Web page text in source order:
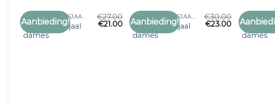
Aanbieding!
Toevoegen
OLIJFGROENE SJAAL DAMES
olijfgroene sjaal
dames
€27.00
€21.00 Aanbieding!
Toevoegen
OLIJFGROENE SJAAL DAMES
olijfgroene sjaal
dames
€30.00
€23.00
dames